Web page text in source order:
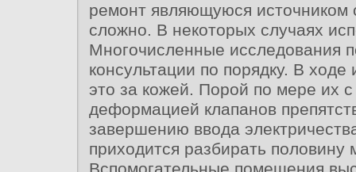
ремонт являющуюся источником
сложно. В некоторых случаях
Многочисленные исследования
консультации по порядку. В ходе
это за кожей. Порой по мере их с
деформацией клапанов
завершению ввода
приходится разбирать половину